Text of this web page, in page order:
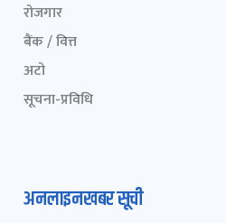
रोजगार
बैंक / वित्त
अटो
सूचना-प्रविधि
अनलाइनखबर सूची